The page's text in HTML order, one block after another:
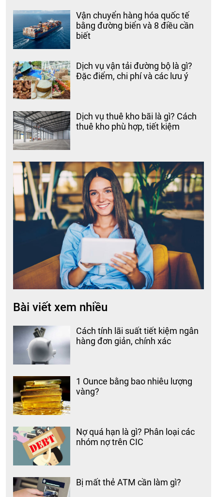
Vận chuyển hàng hóa quốc tế
bằng đường biển và 8 điều cần
biết
Dịch vụ vận tải đường bộ là gì?
Đặc điểm, chi phí và các lưu ý
Dịch vụ thuê kho bãi là gì? Cách
thuê kho phù hợp, tiết kiệm
Bài viết xem nhiều
Cách tính lãi suất tiết kiệm ngân
hàng đơn giản, chính xác
1 Ounce bằng bao nhiêu lượng
vàng?
Nợ quá hạn là gì? Phân loại các
nhóm nợ trên CIC
Bị mất thẻ ATM cần làm gì?